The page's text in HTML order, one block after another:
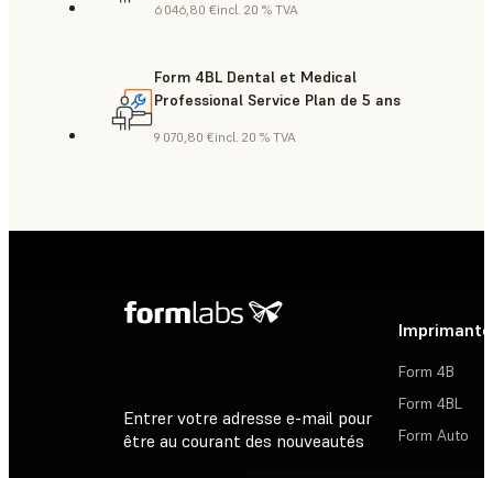
6 046,80 €incl. 20 % TVA
Form 4BL Dental et Medical
Professional Service Plan de 5 ans
9 070,80 €incl. 20 % TVA
Entrer votre adresse e-mail pour
être au courant des nouveautés
Form 4B
Form 4BL
Form Auto